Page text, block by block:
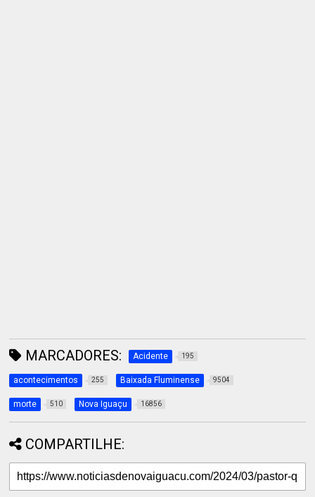
MARCADORES: Acidente 195
acontecimentos 255 Baixada Fluminense 9504
morte 510 Nova Iguaçu 16856
COMPARTILHE: